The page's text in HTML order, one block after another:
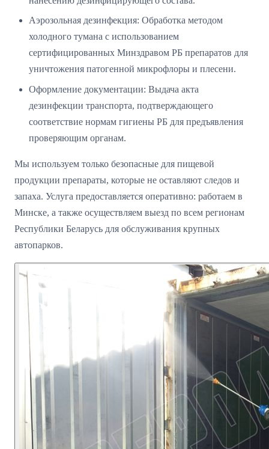
Аэрозольная дезинфекция: Обработка методом
холодного тумана с использованием
сертифицированных Минздравом РБ препаратов для
уничтожения патогенной микрофлоры и плесени.
Оформление документации: Выдача акта
дезинфекции транспорта, подтверждающего
соответствие нормам гигиены РБ для предъявления
проверяющим органам.
Мы используем только безопасные для пищевой
продукции препараты, которые не оставляют следов и
запаха. Услуга предоставляется оперативно: работаем в
Минске, а также осуществляем выезд по всем регионам
Республики Беларусь для обслуживания крупных
автопарков.